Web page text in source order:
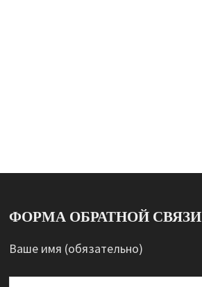
ФОРМА ОБРАТНОЙ СВЯЗИ
Ваше имя (обязательно)